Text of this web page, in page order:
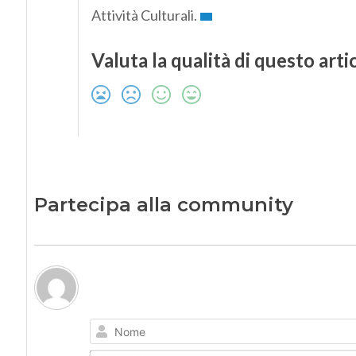
Attività Culturali.
Valuta la qualità di questo
Partecipa alla community